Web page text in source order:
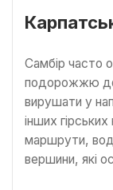
Самбір часто
подорожжю до
вирушати у
інших
маршрути,
вершини, які